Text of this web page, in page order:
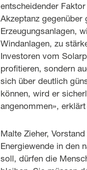
entscheidender
Akzeptanz gegenüber
Erzeugungsanlagen,
Windanlagen, zu
Investoren vom
profitieren, sondern
sich über deutlich
können, wird er
angenommen», erklärt
Malte Zieher,
Energiewende in den
soll, dürfen die